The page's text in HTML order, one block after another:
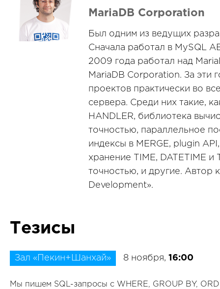
MariaDB Corporation
Был одним из ведущих
Сначала работал в MySQL
2009 года работал над
MariaDB Corporation. За эти
проектов практически во
сервера. Среди них такие,
HANDLER, библиотека
точностью, параллельное
индексы в MERGE, plugin
хранение TIME, DATETIME и
точностью, и другие. Автор
Development».
Тезисы
Зал «Пекин+Шанхай» 8 ноября, 16:00
Мы пишем SQL-запросы с WHERE, GROUP BY,